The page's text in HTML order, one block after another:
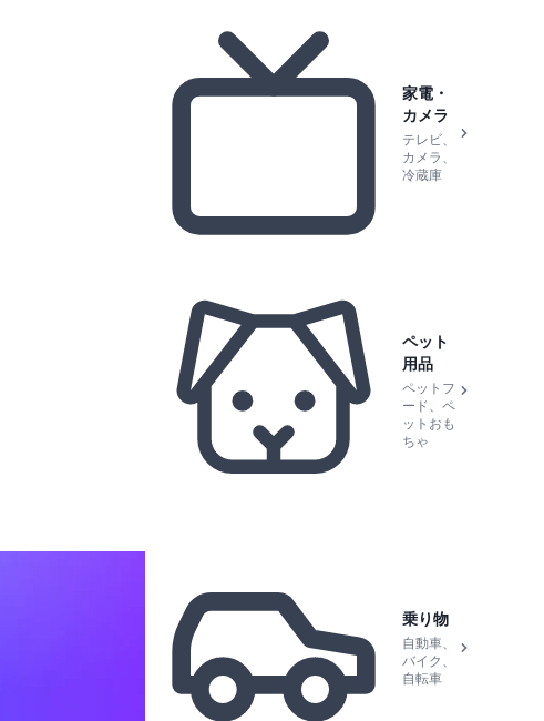
家電・
カメラ
テレビ、
カメラ、
冷蔵庫
ペット
用品
ペットフ
ード、ペ
ットおも
ちゃ
乗り物
自動車、
バイク、
自転車